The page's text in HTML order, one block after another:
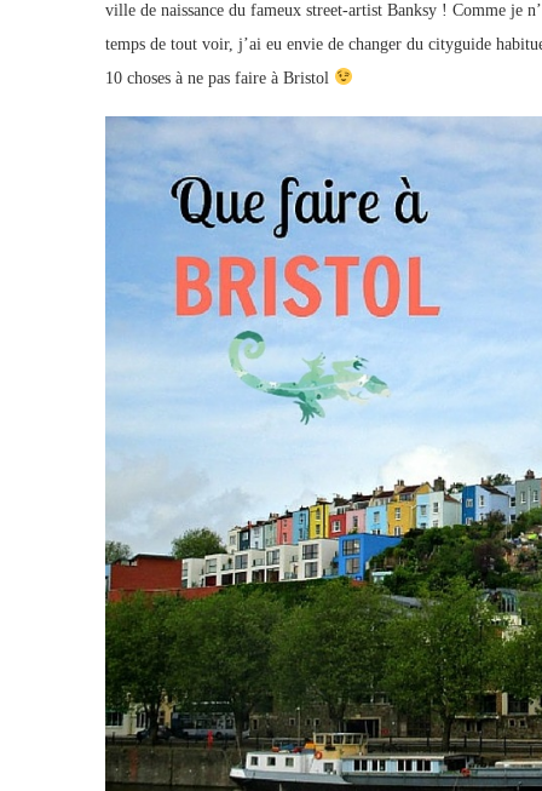
ville de naissance du fameux street-artist Banksy ! Comme je
temps de tout voir, j’ai eu envie de changer du cityguide
10 choses à ne pas faire à Bristol